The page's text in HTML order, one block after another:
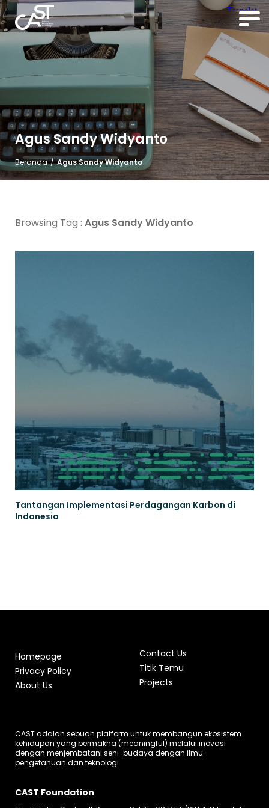
Agus Sandy Widyanto
Beranda / Agus Sandy Widyanto
Browsing Tag : Agus Sandy Widyanto
Tantangan Implementasi Perdagangan Karbon di
Indonesia
Homepage
Privacy Policy
About Us
Contact Us
Titik Temu
Projects
CAST adalah sebuah platform untuk membangun ekosistem
kehidupan yang bermakna (meaningful) melalui inovasi
dengan menjembatani seni-budaya dengan ilmu
pengetahuan dan teknologi.
CAST Foundation